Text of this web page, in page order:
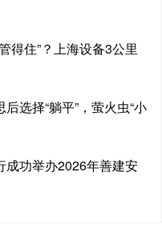
得住”？上海设备3公里
选择“躺平”，萤火虫“小
成功举办2026年善建安